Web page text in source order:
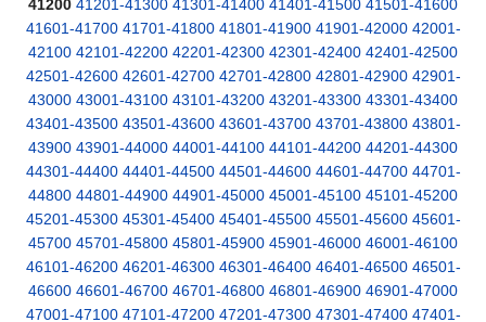
41200 41201-41300 41301-41400 41401-41500 41501-41600
41601-41700 41701-41800 41801-41900 41901-42000 42001-
42100 42101-42200 42201-42300 42301-42400 42401-42500
42501-42600 42601-42700 42701-42800 42801-42900 42901-
43000 43001-43100 43101-43200 43201-43300 43301-43400
43401-43500 43501-43600 43601-43700 43701-43800 43801-
43900 43901-44000 44001-44100 44101-44200 44201-44300
44301-44400 44401-44500 44501-44600 44601-44700 44701-
44800 44801-44900 44901-45000 45001-45100 45101-45200
45201-45300 45301-45400 45401-45500 45501-45600 45601-
45700 45701-45800 45801-45900 45901-46000 46001-46100
46101-46200 46201-46300 46301-46400 46401-46500 46501-
46600 46601-46700 46701-46800 46801-46900 46901-47000
47001-47100 47101-47200 47201-47300 47301-47400 47401-